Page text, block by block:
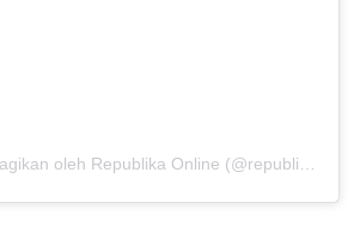
Sebuah kiriman dibagikan oleh Republika Online (@republikaonline)